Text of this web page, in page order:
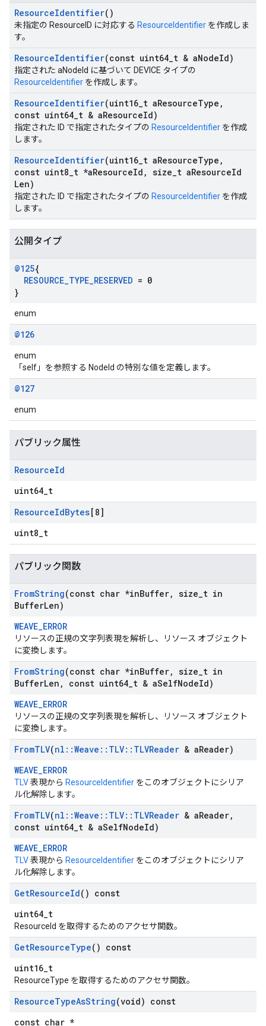
ResourceIdentifier()
未指定の ResourceID に対応する ResourceIdentifier を作成しま
す。
ResourceIdentifier(const uint64 t & aNodeId)
指定された aNodeId に基づいて DEVICE タイプの
ResourceIdentifier を作成します。
ResourceIdentifier(uint16 t aResourceType ,
const uint64 t & aResourceId)
指定された ID で指定されたタイプの ResourceIdentifier を作成
します。
ResourceIdentifier(uint16 t aResourceType ,
const uint8 t *aResourceId , size t aResourceId
Len)
指定された ID で指定されたタイプの ResourceIdentifier を作成
します。
公開タイプ
@125{
RESOURCE_TYPE_RESERVED = 0
}
enum
@126
enum
「self」を参照する NodeId の特別な値を定義します。
@127
enum
パブリック属性
ResourceId
uint64_t
ResourceIdBytes[8]
uint8_t
パブリック関数
FromString(const char *inBuffer, size t in
BufferLen)
WEAVE_ERROR
リソースの正規の文字列表現を解析し、リソース オブジェクト
に変換します。
FromString(const char *inBuffer, size t in
BufferLen , const uint64 t & aSelfNodeId)
WEAVE_ERROR
リソースの正規の文字列表現を解析し、リソース オブジェクト
に変換します。
FromTLV(nl ::Weave :: TLV:: TLVReader & aReader)
WEAVE_ERROR
TLV表現から ResourceIdentifier をこのオブジェクトにシリア
ル化解除します。
FromTLV(nl ::Weave :: TLV:: TLVReader & aReader,
const uint64 t & aSelfNodeId)
WEAVE_ERROR
TLV表現から ResourceIdentifier をこのオブジェクトにシリア
ル化解除します。
GetResourceId() const
uint64_t
ResourceId を取得するためのアクセサ関数。
GetResourceType() const
uint16_t
ResourceType を取得するためのアクセサ関数。
ResourceTypeAsString(void) const
const char *